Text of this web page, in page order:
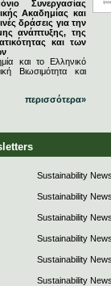
Συνεργασίας
Ακαδημίας και
δράσεις για την
ανάπτυξης, της
και των
και το Ελληνικό
Βιωσιμότητα και
περισσότερα»
Sustainability
Sustainability
Sustainability
Sustainability
Sustainability
Sustainability